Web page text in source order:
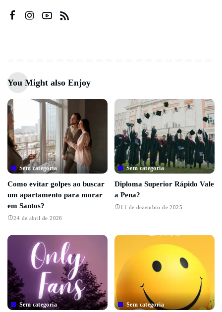
You Might also Enjoy
Sem categoria
Como evitar golpes ao buscar
um apartamento para morar
em Santos?
24 de abril de 2026
Sem categoria
Diploma Superior Rápido Vale
a Pena?
11 de dezembro de 2025
Sem categoria Sem categoria